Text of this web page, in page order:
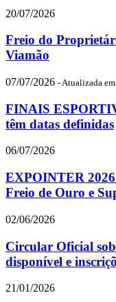
20/07/2026
Freio do
Viamão
07/07/2026 - Atualizada
FINAIS
têm datas definidas
06/07/2026
EXPOINTER
Freio de Ouro e
02/06/2026
Circular Oficial
disponível e
21/01/2026